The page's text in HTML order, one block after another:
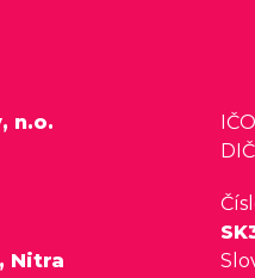
n.o.
Nitra